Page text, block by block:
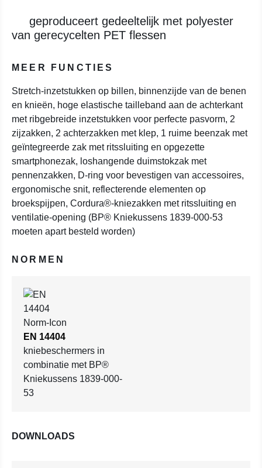
geproduceert gedeeltelijk met polyester
van gerecycelten PET flessen
MEER FUNCTIES
Stretch-inzetstukken op billen, binnenzijde van de benen
en knieën, hoge elastische tailleband aan de achterkant
met ribgebreide inzetstukken voor perfecte pasvorm, 2
zijzakken, 2 achterzakken met klep, 1 ruime beenzak met
geïntegreerde zak met ritssluiting en opgezette
smartphonezak, loshangende duimstokzak met
pennenzakken, D-ring voor bevestigen van accessoires,
ergonomische snit, reflecterende elementen op
broekspijpen, Cordura®-kniezakken met ritssluiting en
ventilatie-opening (BP® Kniekussens 1839-000-53
moeten apart besteld worden)
NORMEN
EN 14404
kniebeschermers in
combinatie met BP®
Kniekussens 1839-000-
53
DOWNLOADS